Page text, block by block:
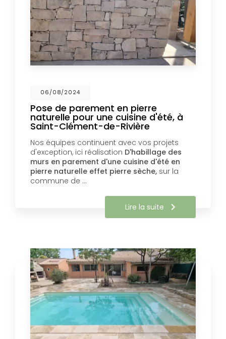
06/08/2024
Pose de parement en pierre
naturelle pour une cuisine d'été, à
Saint-Clément-de-Rivière
Nos équipes continuent avec vos projets
d'exception, ici réalisation D'habillage des
murs en parement d'une cuisine d'été en
pierre naturelle effet pierre sèche, sur la
commune de …
Lire la suite